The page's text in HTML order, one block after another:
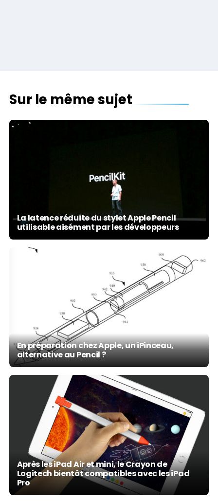
Sur le même sujet
La latence réduite du stylet Apple Pencil
utilisable aisément par les développeurs
En préparation chez Apple, un iPinceau,
alternative au Pencil ?
Après les iPad Air et mini, le Crayon de
Logitech bientôt compatibles avec les iPad
Pro